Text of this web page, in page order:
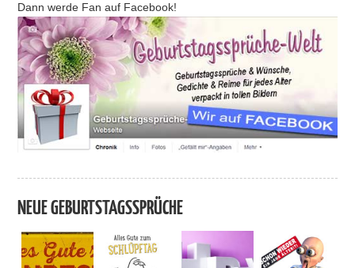
Dann werde Fan auf Facebook!
NEUE GEBURTSTAGSSPRÜCHE